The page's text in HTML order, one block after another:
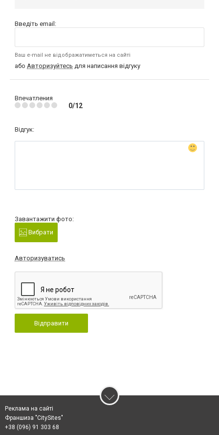
Введіть email:
Ваш e-mail не відображатиметься на сайті
або Авторизуйтесь для написання відгуку
Впечатления
0/12
Відгук:
Завантажити фото:
Вибрати
Авторизуватись
Відправити
Реклама на сайті
Франшиза "CitySites"
+38 (096) 91 303 68